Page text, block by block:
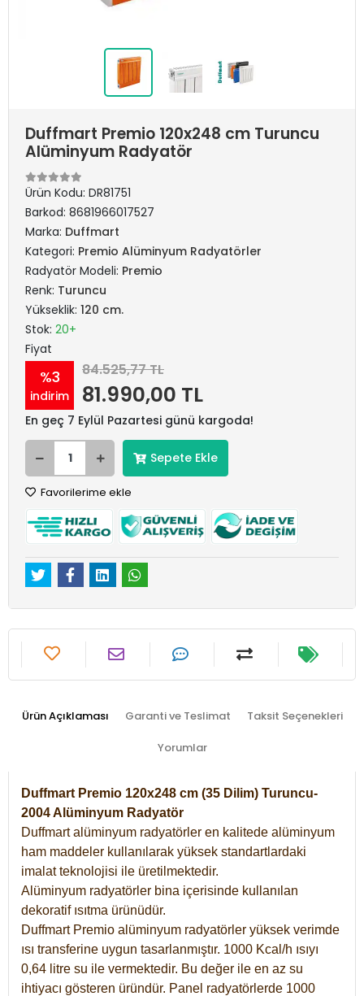
Duffmart Premio 120x248 cm Turuncu
Alüminyum Radyatör
Ürün Kodu: DR81751
Barkod: 8681966017527
Marka: Duffmart
Kategori: Premio Alüminyum Radyatörler
Radyatör Modeli: Premio
Renk: Turuncu
Yükseklik: 120 cm.
Stok: 20+
Fiyat
%3
indirim
84.525,77 TL
81.990,00 TL
En geç 7 Eylül Pazartesi günü kargoda!
Sepete Ekle
Favorilerime ekle
Ürün Açıklaması Garanti ve Teslimat Taksit Seçenekleri
Yorumlar
Duffmart Premio 120x248 cm (35 Dilim) Turuncu-
2004 Alüminyum Radyatör
Duffmart alüminyum radyatörler en kalitede alüminyum
ham maddeler kullanılarak yüksek standartlardaki
imalat teknolojisi ile üretilmektedir.
Alüminyum radyatörler bina içerisinde kullanılan
dekoratif ısıtma ürünüdür.
Duffmart Premio alüminyum radyatörler yüksek verimde
ısı transferine uygun tasarlanmıştır. 1000 Kcal/h ısıyı
0,64 litre su ile vermektedir. Bu değer ile en az su
ihtiyacı gösteren üründür. Panel radyatörlerde 1000